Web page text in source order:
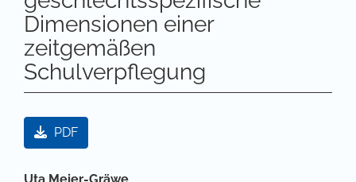
Dimensionen einer
zeitgemäßen
Schulverpflegung
Artikel-Sidebar
PDF
Uta Meier-Gräwe